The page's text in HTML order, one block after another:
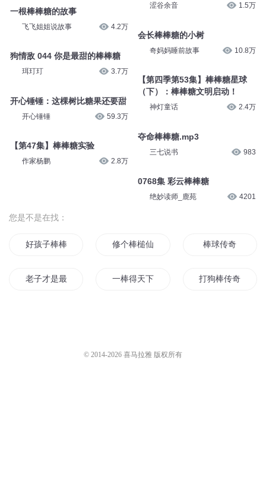
一根棒棒糖的故事
飞飞姐姐说故事 4.2万
狗情敌 044 你是最甜的棒棒糖
珥玎玎 3.7万
开心锤锤：这棵树比糖果还要甜
开心锤锤 59.3万
【第47集】棒棒糖实验
作家杨鹏 2.8万
涩谷余音 1.5万
会长棒棒糖的小树
奇妈妈睡前故事 10.8万
【第四季第53集】棒棒糖星球
（下）：棒棒糖文明启动！
神灯童话 2.4万
夺命棒棒糖.mp3
三七说书 983
0768集 彩云棒棒糖
绝妙读师_鹿苑 4201
您是不是在找：
好孩子棒棒 修个棒槌仙 棒球传奇
老子才是最棒的偶像 一棒得天下 打狗棒传奇
© 2014-2026 喜马拉雅 版权所有